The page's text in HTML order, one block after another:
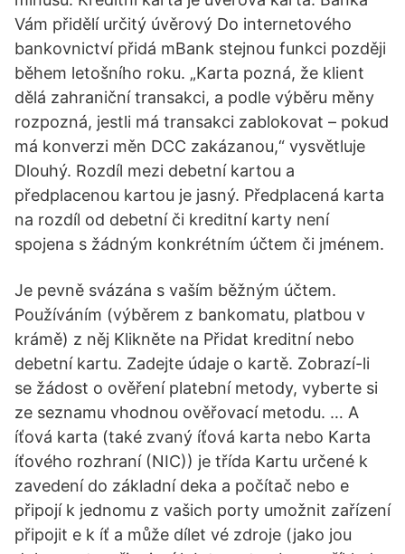
Vám přidělí určitý úvěrový Do internetového
bankovnictví přidá mBank stejnou funkci později
během letošního roku. „Karta pozná, že klient
dělá zahraniční transakci, a podle výběru měny
rozpozná, jestli má transakci zablokovat – pokud
má konverzi měn DCC zakázanou,“ vysvětluje
Dlouhý. Rozdíl mezi debetní kartou a
předplacenou kartou je jasný. Předplacená karta
na rozdíl od debetní či kreditní karty není
spojena s žádným konkrétním účtem či jménem.
Je pevně svázána s vaším běžným účtem.
Používáním (výběrem z bankomatu, platbou v
krámě) z něj Klikněte na Přidat kreditní nebo
debetní kartu. Zadejte údaje o kartě. Zobrazí-li
se žádost o ověření platební metody, vyberte si
ze seznamu vhodnou ověřovací metodu. … A
íťová karta (také zvaný íťová karta nebo Karta
íťového rozhraní (NIC)) je třída Kartu určené k
zavedení do základní deka a počítač nebo e
připojí k jednomu z vašich porty umožnit zařízení
připojit e k íť a může dílet vé zdroje (jako jou